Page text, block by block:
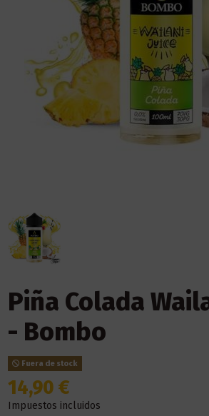
Piña Colada
- Bombo
Fuera de stock
14,90 €
Impuestos incluidos